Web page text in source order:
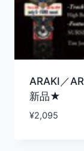
ARAKI／
新品★
¥2,095